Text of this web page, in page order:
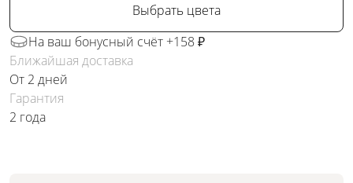
Выбрать цвета
На ваш бонусный счёт +158 ₽
Ближайшая доставка
От 2 дней
Гарантия
2 года